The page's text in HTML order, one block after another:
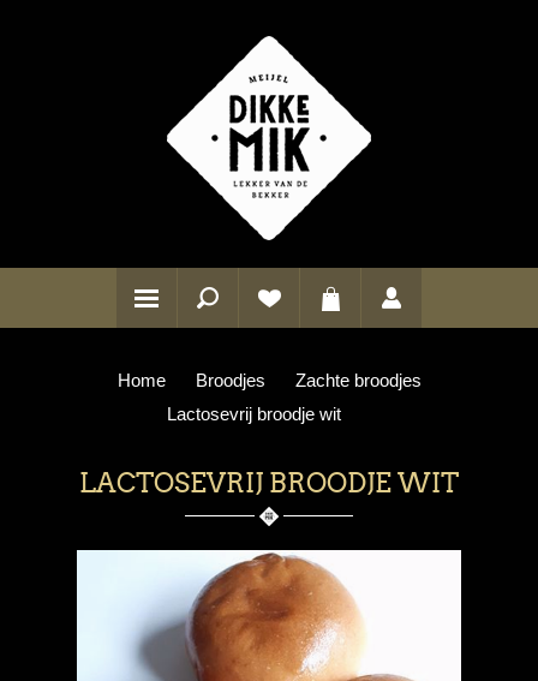
Home Broodjes
Zachte broodjes
Lactosevrij broodje wit
LACTOSEVRIJ BROODJE WIT